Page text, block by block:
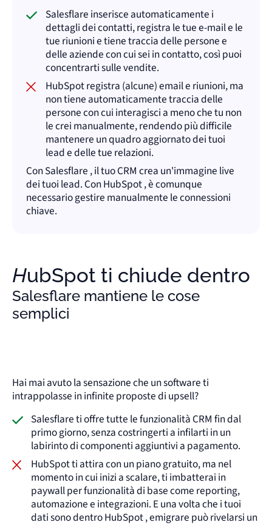
Salesflare inserisce automaticamente i
dettagli dei contatti, registra le tue e-mail e le
tue riunioni e tiene traccia delle persone e
delle aziende con cui sei in contatto, così puoi
concentrarti sulle vendite.
HubSpot registra (alcune) email e riunioni, ma
non tiene automaticamente traccia delle
persone con cui interagisci a meno che tu non
le crei manualmente, rendendo più difficile
mantenere un quadro aggiornato dei tuoi
lead e delle tue relazioni.
Con Salesflare , il tuo CRM crea un'immagine live
dei tuoi lead. Con HubSpot , è comunque
necessario gestire manualmente le connessioni
chiave.
HubSpot ti chiude dentro
Salesflare mantiene le cose
semplici
Hai mai avuto la sensazione che un software ti
intrappolasse in infinite proposte di upsell?
Salesflare ti offre tutte le funzionalità CRM fin dal
primo giorno, senza costringerti a infilarti in un
labirinto di componenti aggiuntivi a pagamento.
HubSpot ti attira con un piano gratuito, ma nel
momento in cui inizi a scalare, ti imbatterai in
paywall per funzionalità di base come reporting,
automazione e integrazioni. E una volta che i tuoi
dati sono dentro HubSpot , emigrare può rivelarsi un